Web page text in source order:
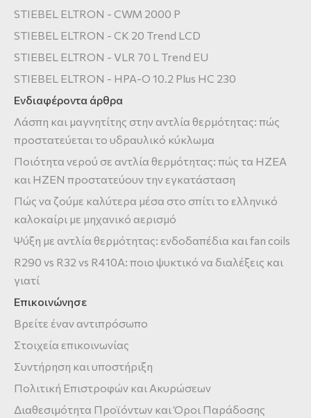
STIEBEL ELTRON - CWM 2000 P
STIEBEL ELTRON - CK 20 Trend LCD
STIEBEL ELTRON - VLR 70 L Trend EU
STIEBEL ELTRON - HPA-O 10.2 Plus HC 230
Ενδιαφέροντα άρθρα
Λάσπη και μαγνητίτης στην αντλία θερμότητας: πώς
προστατεύεται το υδραυλικό κύκλωμα
Ποιότητα νερού σε αντλία θερμότητας: πώς τα HZEA
και HZEN προστατεύουν την εγκατάσταση
Πώς να ζούμε καλύτερα μέσα στο σπίτι το ελληνικό
καλοκαίρι με μηχανικό αερισμό
Ψύξη με αντλία θερμότητας: ενδοδαπέδια και fan coils
R290 vs R32 vs R410A: ποιο ψυκτικό να διαλέξεις και
γιατί
Επικοινώνησε
Βρείτε έναν αντιπρόσωπο
Στοιχεία επικοινωνίας
Συντήρηση και υποστήριξη
Πολιτική Επιστροφών και Ακυρώσεων
Διαθεσιμότητα Προϊόντων και Όροι Παράδοσης